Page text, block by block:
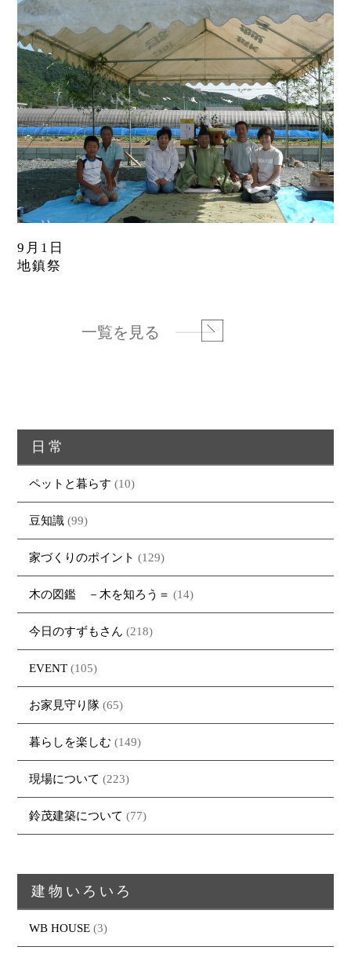
9月1日
地鎮祭
一覧を見る
日常
ペットと暮らす (10)
豆知識 (99)
家づくりのポイント (129)
木の図鑑 －木を知ろう＝ (14)
今日のすずもさん (218)
EVENT (105)
お家見守り隊 (65)
暮らしを楽しむ (149)
現場について (223)
鈴茂建築について (77)
建物いろいろ
WB HOUSE (3)